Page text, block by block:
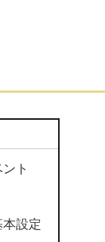
ト
設定